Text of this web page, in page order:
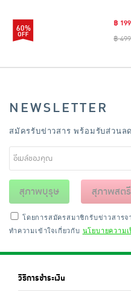
60%
฿ 199
฿ 499
NEWSLETTER
สมัครรับข่าวสาร พร้อมรับส่วนลด
สุภาพบุรุษ สุภาพสตรี
โดยการสมัครสมาชิกรับข่าวสารจ
ทำความเข้าใจเกี่ยวกับ นโยบายความ
วิธีการชำระเงิน